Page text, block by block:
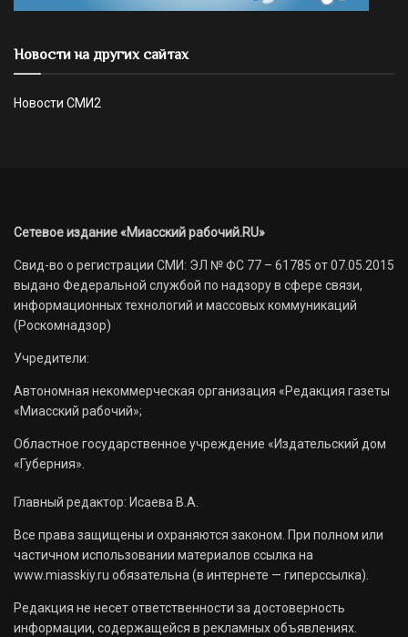
Новости на других сайтах
Новости СМИ2
Сетевое издание «Миасский рабочий.RU»
Свид-во о регистрации СМИ: ЭЛ № ФС 77 – 61785 от 07.05.2015
выдано Федеральной службой по надзору в сфере связи,
информационных технологий и массовых коммуникаций
(Роскомнадзор)
Учредители:
Автономная некоммерческая организация «Редакция газеты
«Миасский рабочий»;
Областное государственное учреждение «Издательский дом
«Губерния».
Главный редактор: Исаева В.А.
Все права защищены и охраняются законом. При полном или
частичном использовании материалов ссылка на
www.miasskiy.ru обязательна (в интернете — гиперссылка).
Редакция не несет ответственности за достоверность
информации, содержащейся в рекламных объявлениях.